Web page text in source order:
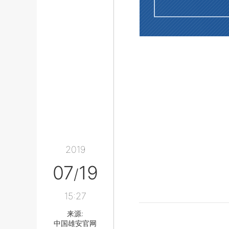
2019
07/19
15:27
来源:
中国雄安官网